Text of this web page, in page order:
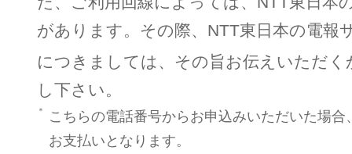
があります。その際、NTT東日本の電報
につきましては、その旨お伝えいただく
し下さい。
＊
こちらの電話番号からお申込みいただいた場
お支払いとなります。